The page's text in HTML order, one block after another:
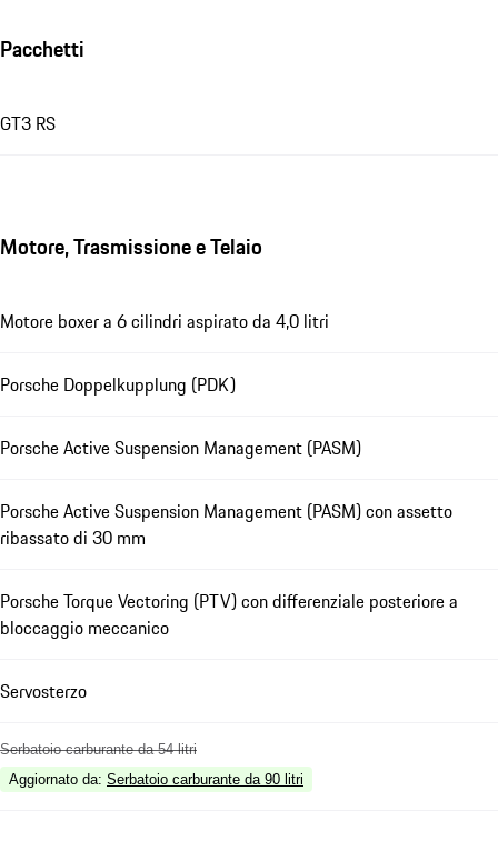
Pacchetti
GT3 RS
Motore, Trasmissione e Telaio
Motore boxer a 6 cilindri aspirato da 4,0 litri
Porsche Doppelkupplung (PDK)
Porsche Active Suspension Management (PASM)
Porsche Active Suspension Management (PASM) con assetto
ribassato di 30 mm
Porsche Torque Vectoring (PTV) con differenziale posteriore a
bloccaggio meccanico
Servosterzo
Serbatoio carburante da 54 litri
Aggiornato da: Serbatoio carburante da 90 litri